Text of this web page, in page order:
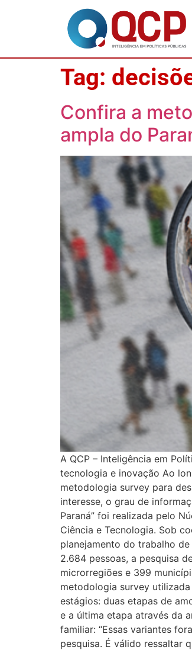
Tag:
Confira a
ampla do
A QCP – Inteligência em
tecnologia e inovação Ao
metodologia survey para
interesse, o grau de
Paraná” foi realizada pelo
Ciência e Tecnologia. Sob
planejamento do trabalho
2.684 pessoas, a pesquisa
microrregiões e 399
metodologia survey
estágios: duas etapas de
e a última etapa através da
familiar: “Essas variantes
pesquisa. É válido ressaltar